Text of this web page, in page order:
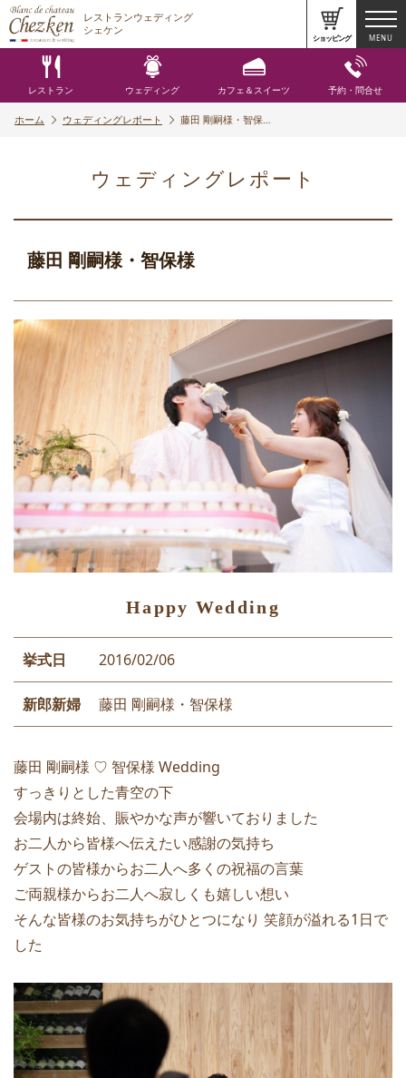
レストランウェディング
シェケン
レストラン ウェディング カフェ＆スイーツ 予約・問合せ
ショッピング MENU
ホーム ウェディングレポート 藤田 剛嗣様・智保…
ウェディングレポート
藤田 剛嗣様・智保様
Happy Wedding
挙式日 2016/02/06
新郎新婦 藤田 剛嗣様・智保様
藤田 剛嗣様 ♡ 智保様 Wedding
すっきりとした青空の下
会場内は終始、賑やかな声が響いておりました
お二人から皆様へ伝えたい感謝の気持ち
ゲストの皆様からお二人へ多くの祝福の言葉
ご両親様からお二人へ寂しくも嬉しい想い
そんな皆様のお気持ちがひとつになり 笑顔が溢れる1日で
した